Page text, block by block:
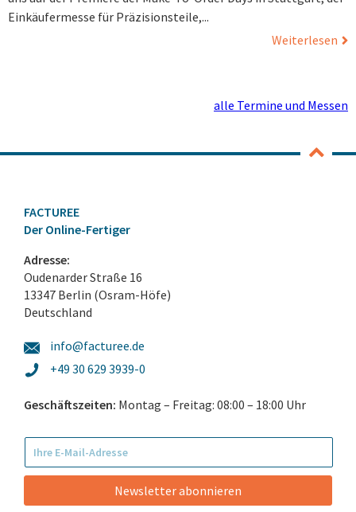
Einkäufermesse für Präzisionsteile,...
Weiterlesen
alle Termine und Messen
FACTUREE
Der Online-Fertiger
Adresse:
Oudenarder Straße 16
13347 Berlin (Osram-Höfe)
Deutschland
info@facturee.de
+49 30 629 3939-0
Geschäftszeiten: Montag – Freitag: 08:00 – 18:00 Uhr
Newsletter abonnieren